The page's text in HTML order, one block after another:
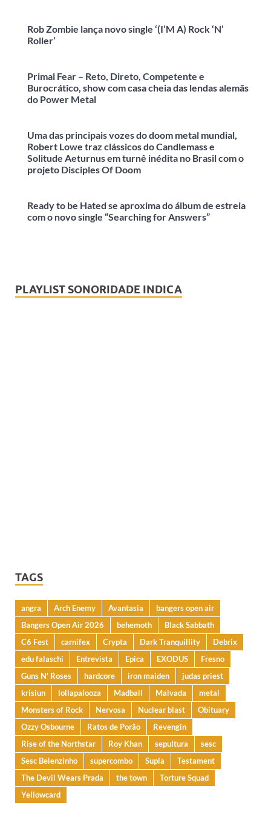
Rob Zombie lança novo single ‘(I’M A) Rock ‘N’
Roller’
Primal Fear – Reto, Direto, Competente e
Burocrático, show com casa cheia das lendas alemãs
do Power Metal
Uma das principais vozes do doom metal mundial,
Robert Lowe traz clássicos do Candlemass e
Solitude Aeturnus em turnê inédita no Brasil com o
projeto Disciples Of Doom
Ready to be Hated se aproxima do álbum de estreia
com o novo single “Searching for Answers”
PLAYLIST SONORIDADE INDICA
TAGS
angra Arch Enemy Avantasia
bangers open air
Bangers Open Air 2026
behemoth
Black Sabbath
C6 Fest
carnifex Crypta Dark Tranquillity
Debrix
edu falaschi
Entrevista Epica EXODUS
Fresno
Guns N' Roses
hardcore iron maiden
judas priest
krisiun
lollapalooza Madball Malvada
metal
Monsters of Rock
Nervosa Nuclear blast
Obituary
Ozzy Osbourne
Ratos de Porão
Revengin
Rise of the Northstar
Roy Khan sepultura
sesc
Sesc Belenzinho
supercombo Supla
Testament
The Devil Wears Prada
the town
Torture Squad
Yellowcard